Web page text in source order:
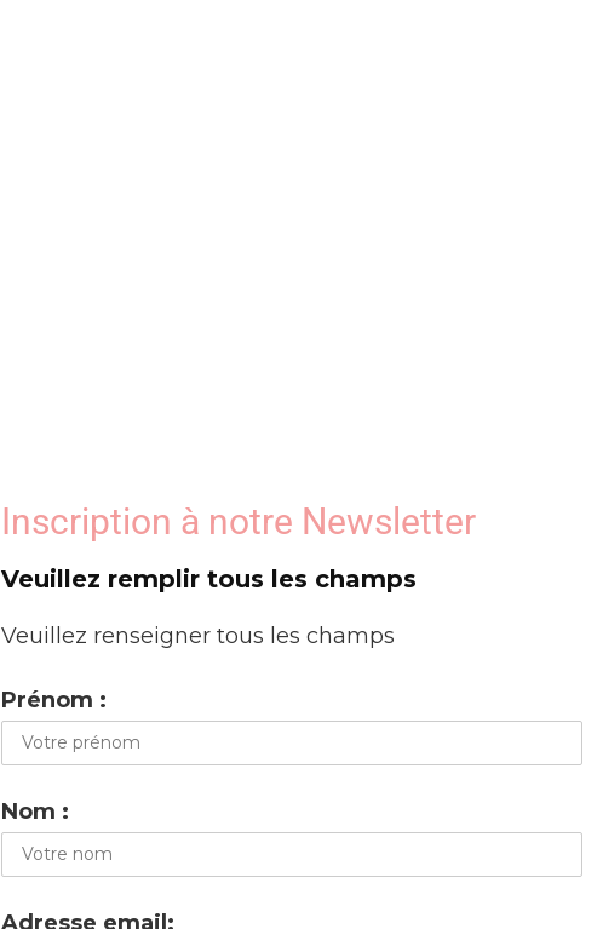
Inscription à notre Newsletter
Veuillez remplir tous les champs
Veuillez renseigner tous les champs
Prénom :
Nom :
Adresse email: